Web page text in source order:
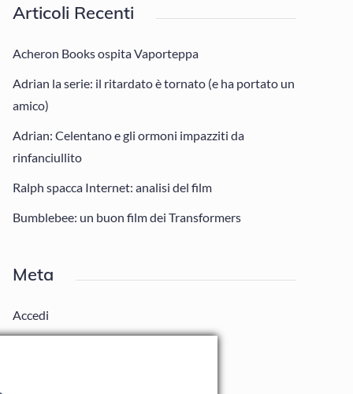
Articoli Recenti
Acheron Books ospita Vaporteppa
Adrian la serie: il ritardato è tornato (e ha portato un
amico)
Adrian: Celentano e gli ormoni impazziti da
rinfanciullito
Ralph spacca Internet: analisi del film
Bumblebee: un buon film dei Transformers
Meta
Accedi